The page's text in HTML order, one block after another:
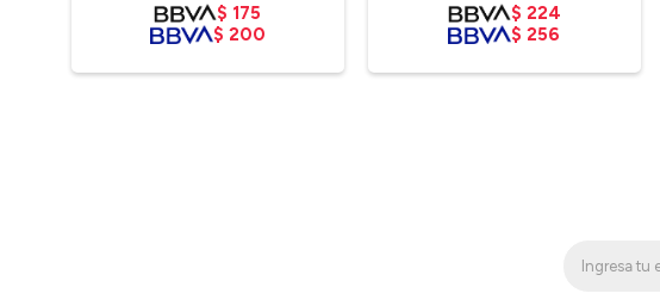
$ 175
$ 200
$ 224
$ 256